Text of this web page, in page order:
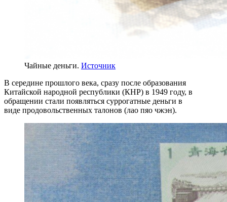
Чайные деньги. Источник
В середине прошлого века, сразу после образования
Китайской народной республики (КНР) в 1949 году, в
обращении стали появляться суррогатные деньги в
виде продовольственных талонов (лао пяо чжэн).